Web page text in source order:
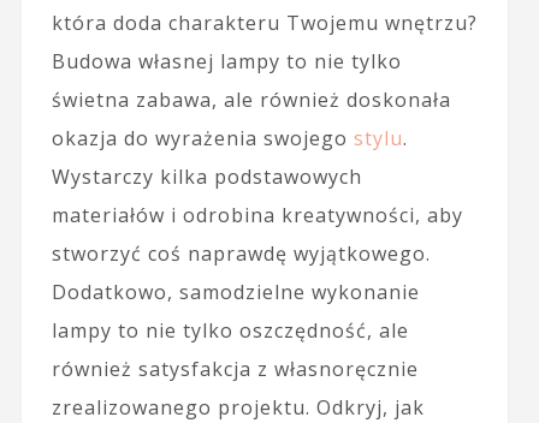
która doda charakteru Twojemu wnętrzu?
Budowa własnej lampy to nie tylko
świetna zabawa, ale również doskonała
okazja do wyrażenia swojego stylu.
Wystarczy kilka podstawowych
materiałów i odrobina kreatywności, aby
stworzyć coś naprawdę wyjątkowego.
Dodatkowo, samodzielne wykonanie
lampy to nie tylko oszczędność, ale
również satysfakcja z własnoręcznie
zrealizowanego projektu. Odkryj, jak